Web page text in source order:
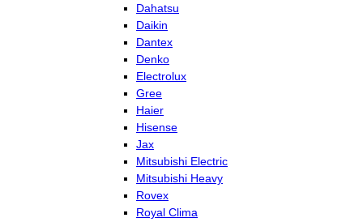
Dahatsu
Daikin
Dantex
Denko
Electrolux
Gree
Haier
Hisense
Jax
Mitsubishi Electric
Mitsubishi Heavy
Rovex
Royal Clima